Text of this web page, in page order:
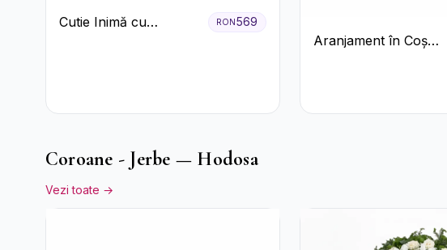
Cutie Inimă cu
RON569
Aranjament în Coș
Coroane - Jerbe — Hodosa
Vezi toate →